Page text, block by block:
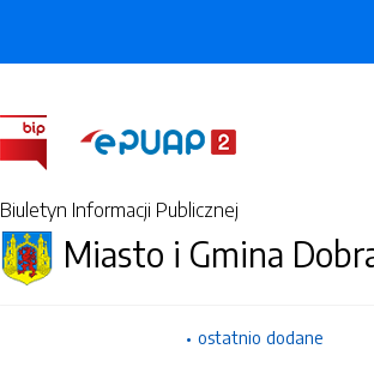
Biuletyn Informacji Publicznej
Miasto i Gmina
ostatnio dodane